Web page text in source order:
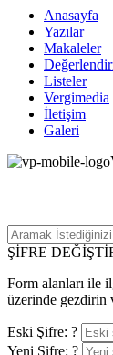
Anasayfa
Yazılar
Makaleler
Listeler
Vergimedia
İletişim
Galeri
ŞİFRE
Form alanları ile
üzerinde gezdirin
Eski Şifre: ?
Yeni Şifre: ?